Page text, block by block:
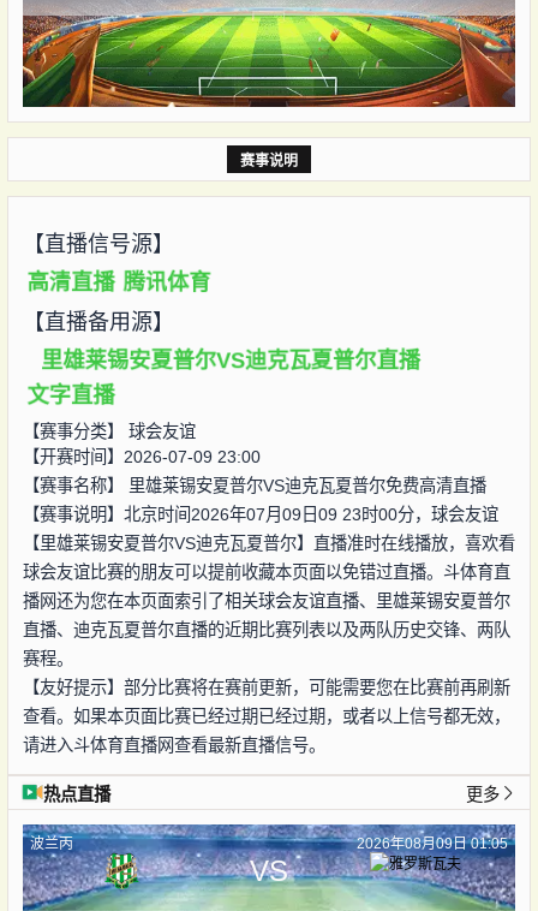
赛事说明
【直播信号源】
高清直播 腾讯体育
【直播备用源】
里雄莱锡安夏普尔VS迪克瓦夏普尔直播
文字直播
【赛事分类】 球会友谊
【开赛时间】2026-07-09 23:00
【赛事名称】 里雄莱锡安夏普尔VS迪克瓦夏普尔免费高清直播
【赛事说明】北京时间2026年07月09日09 23时00分，球会友谊
【里雄莱锡安夏普尔VS迪克瓦夏普尔】直播准时在线播放，喜欢看
球会友谊比赛的朋友可以提前收藏本页面以免错过直播。斗体育直
播网还为您在本页面索引了相关球会友谊直播、里雄莱锡安夏普尔
直播、迪克瓦夏普尔直播的近期比赛列表以及两队历史交锋、两队
赛程。
【友好提示】部分比赛将在赛前更新，可能需要您在比赛前再刷新
查看。如果本页面比赛已经过期已经过期，或者以上信号都无效，
请进入斗体育直播网查看最新直播信号。
热点直播 更多
波兰丙 2026年08月09日 01:05
VS